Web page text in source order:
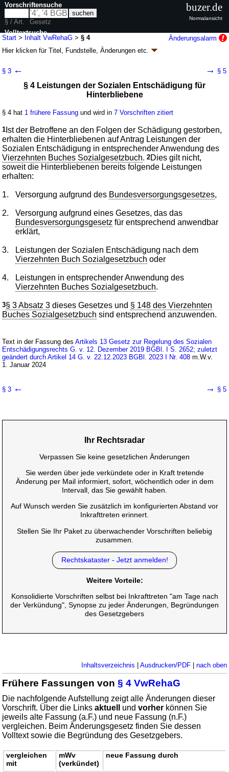
Start > Inhalt VwRehaG >§ 4
Änderungsalarm
Hier klicken fürTitel, Fundstelle, Änderungen etc.
Rehabilitierungsgesetz (VwRehaG)
neugefasst durch B. v. 01.07.1997BGBl. I S. 1620; zuletzt geändert durch
BGBl. 2025 I Nr. 63
nationalsozialistischen Unrechts, Bereinigung von DDR-Unrecht
wird in 26 Vorschriften zitiert
§ 3 ← → § 5
§ 4 Leistungen der Sozialen Entschädigung für
Hinterbliebene
§ 4 hat 1 frühere Fassung und wird in7 Vorschriften zitiert
1 Ist der Betroffene an den Folgen der Schädigung gestorben,
erhalten die Hinterbliebenen auf Antrag Leistungen der
Sozialen Entschädigung in entsprechender Anwendung des
Vierzehnten Buches Sozialgesetzbuch.2Dies gilt nicht,
soweit die Hinterbliebenen bereits folgende Leistungen
erhalten:
1. Versorgung aufgrund des Bundesversorgungsgesetzes,
2.
Versorgung aufgrund eines Gesetzes, das das
Bundesversorgungsgesetz für entsprechend anwendbar
erklärt,
3.
Leistungen der Sozialen Entschädigung nach dem
Vierzehnten Buch Sozialgesetzbuch oder
4.
Leistungen in entsprechender Anwendung des
Vierzehnten Buches Sozialgesetzbuch.
3§ 3 Absatz 3 dieses Gesetzes und § 148 des Vierzehnten
Buches Sozialgesetzbuch sind entsprechend anzuwenden.
Text in der Fassung desArtikels 13 Gesetz zur Regelung des Sozialen
Entschädigungsrechts G. v. 12. Dezember 2019 BGBl. I S. 2652; zuletzt
geändert durch Artikel 14 G. v. 22.12.2023 BGBl. 2023 I Nr. 408 m.W.v.
1. Januar 2024
§ 3 ← → § 5
Ihr Rechtsradar
Verpassen Sie keine gesetzlichen Änderungen
Sie werden über jede verkündete oder in Kraft tretende
Änderung per Mail informiert, sofort, wöchentlich oder in dem
Intervall, das Sie gewählt haben.
Auf Wunsch werden Sie zusätzlich im konfigurierten Abstand vor
Inkrafttreten erinnert.
Stellen Sie Ihr Paket zu überwachender Vorschriften beliebig
zusammen.
Rechtskataster - Jetzt anmelden!
Weitere Vorteile:
Konsolidierte Vorschriften selbst bei Inkrafttreten "am Tage nach
der Verkündung", Synopse zu jeder Änderungen, Begründungen
des Gesetzgebers
Inhaltsverzeichnis Ausdrucken/PDF| nach oben
Frühere Fassungen von§ 4 VwRehaG
Die nachfolgende Aufstellung zeigt alle Änderungen dieser
Vorschrift. Über die Linksaktuell undvorher können Sie
jeweils alte Fassung (a.F.) und neue Fassung (n.F.)
vergleichen. Beim Änderungsgesetz finden Sie dessen
Volltext sowie die Begründung des Gesetzgebers.
vergleichen
mit
mWv
(verkündet)
neue Fassung durch
Vorschriftensuche
§ / Art.
Gesetz
Volltextsuche
nur in VwRehaG
buzer.de
Normalansicht